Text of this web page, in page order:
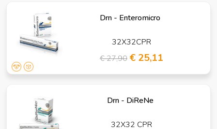
Drn - Enteromicro
32X32CPR
€ 27,90 € 25,11
Drn - DiReNe
32X32 CPR